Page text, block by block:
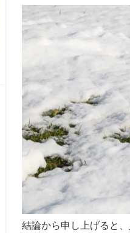
結論から申し上げると